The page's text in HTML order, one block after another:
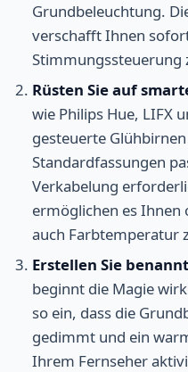
Grundbeleuchtung.
verschafft Ihnen
Stimmungssteuerung
Rüsten Sie auf
wie Philips Hue, LIFX
gesteuerte
Standardfassungen
Verkabelung
ermöglichen es Ihnen
auch Farbtemperatur
Erstellen Sie
beginnt die Magie
so ein, dass die
gedimmt und ein
Ihrem Fernseher